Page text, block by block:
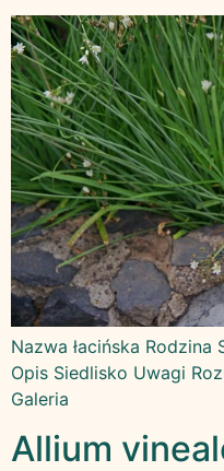
Nazwa łacińska
Opis Siedlisko Uwagi
Galeria
Allium